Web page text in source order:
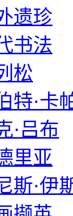
遗珍
书法
松
特·卡
·吕布
里亚
斯·伊